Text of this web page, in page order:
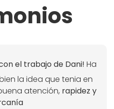
el trabajo de Dani! Ha
la idea que tenia en
atención, rapidez y